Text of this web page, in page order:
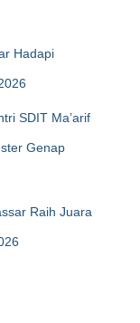
Hadapi
SDIT Ma’arif
Genap
Raih Juara